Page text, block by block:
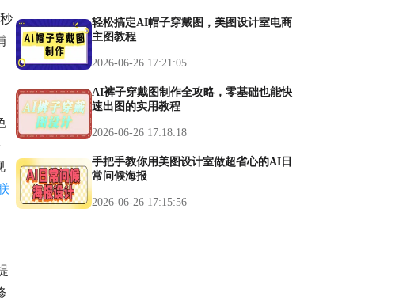
轻松搞定AI帽子穿戴图，美图设计室电商
主图教程
2026-06-26 17:21:05
AI裤子穿戴图制作全攻略，零基础也能快
速出图的实用教程
2026-06-26 17:18:18
手把手教你用美图设计室做超省心的AI日
常问候海报
2026-06-26 17:15:56